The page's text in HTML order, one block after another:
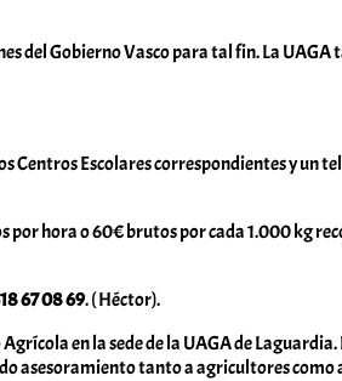
del Gobierno Vasco para tal fin. La
Centros Escolares correspondientes y un
hora o 60€ brutos por cada 1.000 kg
67 08 69. ( Héctor).
en la sede de la UAGA de Laguardia.
asesoramiento tanto a agricultores